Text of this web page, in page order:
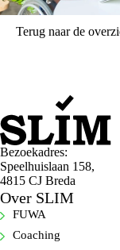
Terug naar de
Bezoekadres:
Speelhuislaan 158,
4815 CJ Breda
Over SLIM
FUWA
Coaching